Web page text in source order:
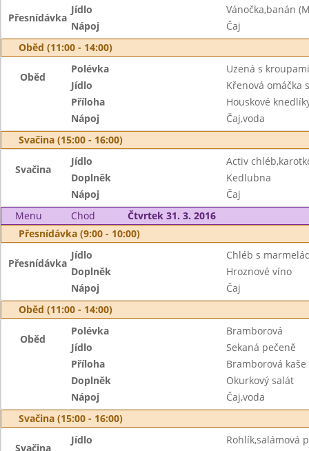
Přesnídávka
Jídlo
Vánočka,banán
Nápoj
Čaj
Oběd (11:00 - 14:00)
Oběd
Polévka
Uzená s kroupami
Jídlo
Křenová omáčka
Příloha
Houskové
Nápoj
Čaj,voda
Svačina (15:00 - 16:00)
Svačina
Jídlo
Activ
Doplněk
Kedlubna
Nápoj
Čaj
Menu
Chod
Čtvrtek 31. 3. 2016
Přesnídávka (9:00 - 10:00)
Přesnídávka
Jídlo
Chléb s
Doplněk
Hroznové víno
Nápoj
Čaj
Oběd (11:00 - 14:00)
Oběd
Polévka
Bramborová
Jídlo
Sekaná pečeně
Příloha
Bramborová kaše
Doplněk
Okurkový salát
Nápoj
Čaj,voda
Svačina (15:00 - 16:00)
Svačina
Jídlo
Rohlík,salámová